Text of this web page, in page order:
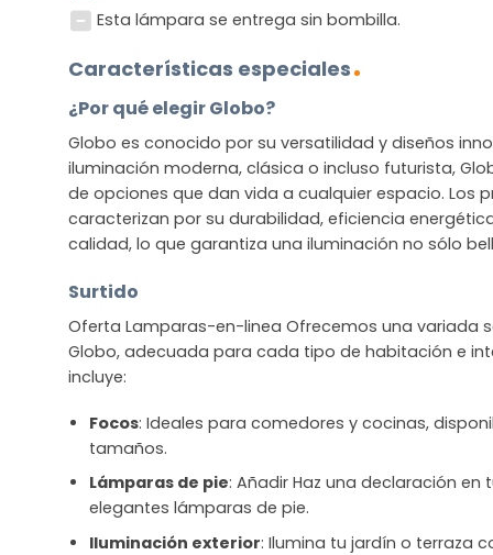
Esta lámpara se entrega sin bombilla.
Características especiales
¿Por qué elegir Globo?
Globo es conocido por su versatilidad y diseños
iluminación moderna, clásica o incluso futurista,
de opciones que dan vida a cualquier espacio. Los
caracterizan por su durabilidad, eficiencia
calidad, lo que garantiza una iluminación no sólo
Surtido
Oferta Lamparas-en-linea Ofrecemos una variada
Globo, adecuada para cada tipo de habitación e
incluye:
Focos: Ideales para comedores y cocinas,
tamaños.
Lámparas de pie: Añadir Haz una declaración en
elegantes lámparas de pie.
Iluminación exterior: Ilumina tu jardín o terraza